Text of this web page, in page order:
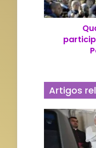
ê
s
e
e
Artigos